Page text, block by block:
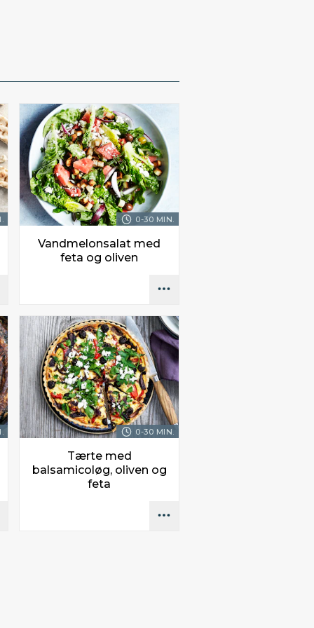
0-30 MIN.
Vandmelonsalat med
feta og oliven
0-30 MIN.
Tærte med
balsamicoløg, oliven og
feta